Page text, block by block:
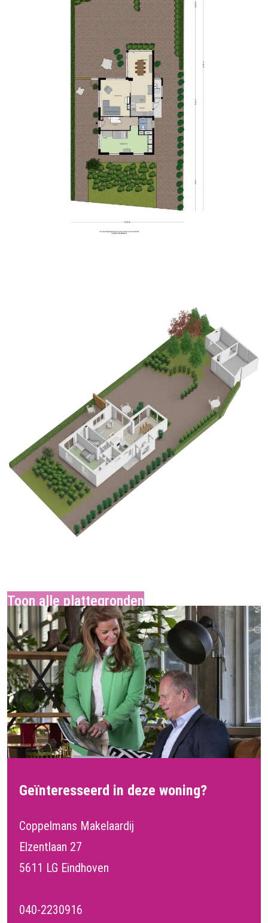
Geïnteresseerd in deze woning?
Coppelmans Makelaardij
Elzentlaan 27
5611 LG Eindhoven
040-2230916